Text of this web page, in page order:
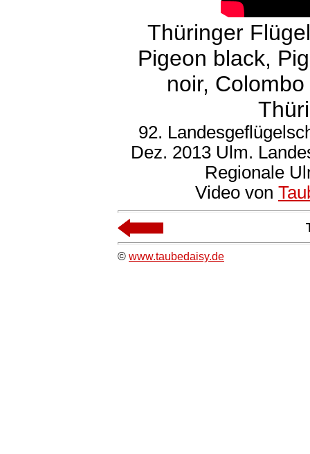
Thüringer
Pigeon black,
noir,
92.
Dez. 2013 Ulm.
Regionale
Video von
© www.taubedaisy.de